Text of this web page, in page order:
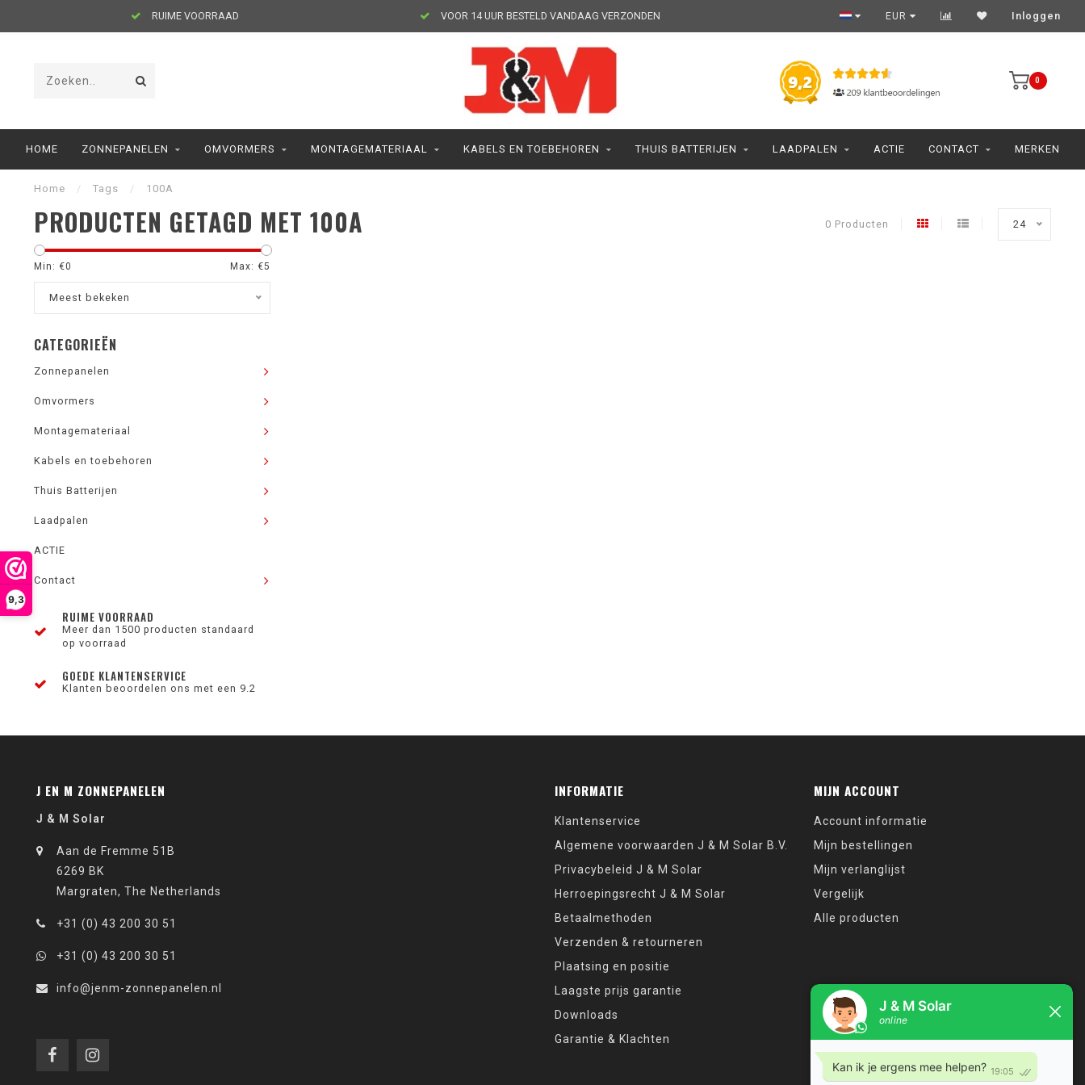
9,3
RUIME VOORRAAD VOOR 14 UUR BESTELD VANDAAG VERZONDEN EUR Inloggen
0
HOME ZONNEPANELEN OMVORMERS MONTAGEMATERIAAL KABELS EN TOEBEHOREN THUIS BATTERIJEN LAADPALEN ACTIE CONTACT MERKEN
Home / Tags / 100A
PRODUCTEN GETAGD MET 100A 0 Producten 24
Min: €0 Max: €5
Meest bekeken
CATEGORIEËN
Zonnepanelen
Omvormers
Montagemateriaal
Kabels en toebehoren
Thuis Batterijen
Laadpalen
ACTIE
Contact
RUIME VOORRAAD
Meer dan 1500 producten standaard
op voorraad
GOEDE KLANTENSERVICE
Klanten beoordelen ons met een 9.2
J EN M ZONNEPANELEN
J & M Solar
Aan de Fremme 51B
6269 BK
Margraten, The Netherlands
+31 (0) 43 200 30 51
+31 (0) 43 200 30 51
info@jenm-zonnepanelen.nl
INFORMATIE
Klantenservice
Algemene voorwaarden J & M Solar B.V.
Privacybeleid J & M Solar
Herroepingsrecht J & M Solar
Betaalmethoden
Verzenden & retourneren
Plaatsing en positie
Laagste prijs garantie
Downloads
Garantie & Klachten
MIJN ACCOUNT
Account informatie
Mijn bestellingen
Mijn verlanglijst
Vergelijk
Alle producten